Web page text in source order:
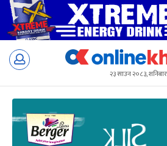
Skip
२३ साउन २०८३, शनिबार